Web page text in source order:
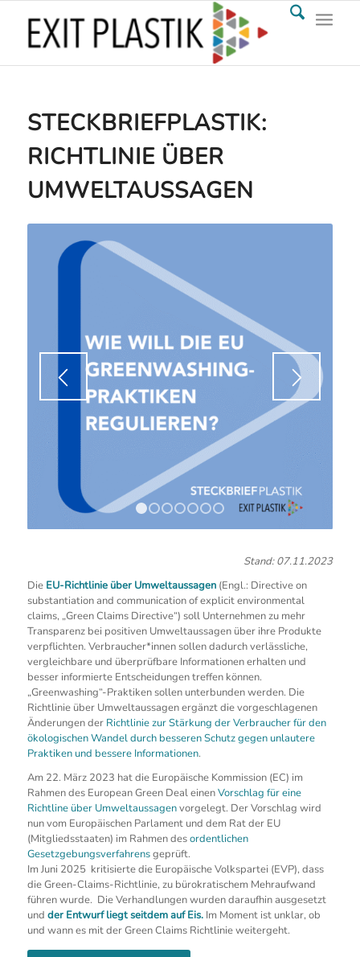
STECKBRIEFPLASTIK:
RICHTLINIE ÜBER
UMWELTAUSSAGEN
1 2 3 4 5 6
Stand: 07.11.2023
Die EU-Richtlinie über Umweltaussagen(Engl.: Directive on
substantiation and communication of explicit environmental
claims, „Green Claims Directive“) soll Unternehmen zu mehr
Transparenz bei positiven Umweltaussagen über ihre Produkte
verpflichten. Verbraucher*innen sollen dadurch verlässliche,
vergleichbare und überprüfbare Informationen erhalten und
besser informierte Entscheidungen treffen können.
„Greenwashing“-Praktiken sollen unterbunden werden. Die
Richtlinie über Umweltaussagen ergänzt die vorgeschlagenen
Änderungen der Richtlinie zur Stärkung der Verbraucher für den
ökologischen Wandel durch besseren Schutz gegen unlautere
Praktiken und bessere Informationen.
Am 22. März 2023 hat die Europäische Kommission (EC) im
Rahmen des European Green Deal einenVorschlag für eine
Richtline über Umweltaussagenvorgelegt. Der Vorschlag wird
nun vom Europäischen Parlament und dem Rat der EU
(Mitgliedsstaaten) im Rahmen desordentlichen
Gesetzgebungsverfahrensgeprüft.
Im Juni 2025 kritisierte die Europäische Volkspartei (EVP), dass
die Green-Claims-Richtlinie, zu bürokratischem Mehraufwand
führen wurde. Die Verhandlungen wurden daraufhin ausgesetzt
und der Entwurf liegt seitdem auf Eis.Im Moment ist unklar, ob
und wann es mit der Green Claims Richtlinie weitergeht.